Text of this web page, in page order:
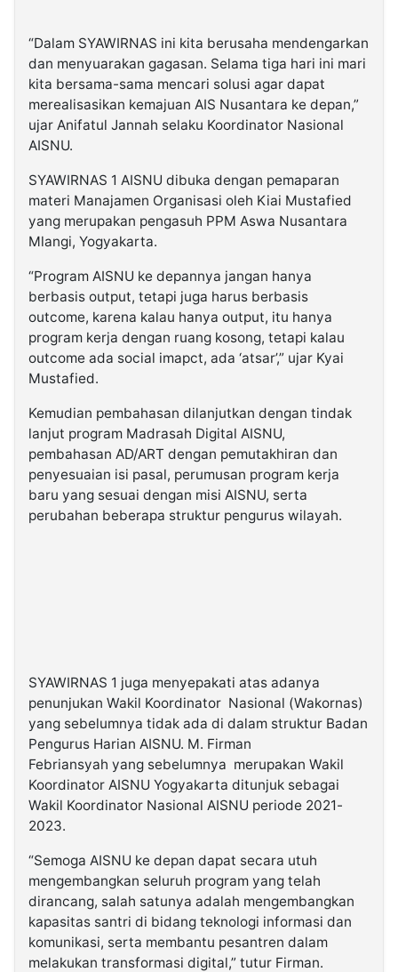
“Dalam SYAWIRNAS ini kita berusaha mendengarkan
dan menyuarakan gagasan. Selama tiga hari ini mari
kita bersama-sama mencari solusi agar dapat
merealisasikan kemajuan AIS Nusantara ke depan,”
ujar Anifatul Jannah selaku Koordinator Nasional
AISNU.
SYAWIRNAS 1 AISNU dibuka dengan pemaparan
materi Manajamen Organisasi oleh Kiai Mustafied
yang merupakan pengasuh PPM Aswa Nusantara
Mlangi, Yogyakarta.
“Program AISNU ke depannya jangan hanya
berbasis output, tetapi juga harus berbasis
outcome, karena kalau hanya output, itu hanya
program kerja dengan ruang kosong, tetapi kalau
outcome ada social imapct, ada ‘atsar’,” ujar Kyai
Mustafied.
Kemudian pembahasan dilanjutkan dengan tindak
lanjut program Madrasah Digital AISNU,
pembahasan AD/ART dengan pemutakhiran dan
penyesuaian isi pasal, perumusan program kerja
baru yang sesuai dengan misi AISNU, serta
perubahan beberapa struktur pengurus wilayah.
SYAWIRNAS 1 juga menyepakati atas adanya
penunjukan Wakil Koordinator Nasional (Wakornas)
yang sebelumnya tidak ada di dalam struktur Badan
Pengurus Harian AISNU. M. Firman
Febriansyah yang sebelumnya merupakan Wakil
Koordinator AISNU Yogyakarta ditunjuk sebagai
Wakil Koordinator Nasional AISNU periode 2021-
2023.
“Semoga AISNU ke depan dapat secara utuh
mengembangkan seluruh program yang telah
dirancang, salah satunya adalah mengembangkan
kapasitas santri di bidang teknologi informasi dan
komunikasi, serta membantu pesantren dalam
melakukan transformasi digital,” tutur Firman.